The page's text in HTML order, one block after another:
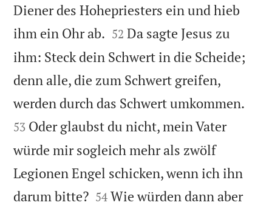
Diener des Hohepriesters ein und hieb
ihm ein Ohr ab. 

52 Da sagte Jesus zu
ihm: Steck dein Schwert in die Scheide;
denn alle, die zum Schwert greifen,
werden durch das Schwert umkommen.
53 Oder glaubst du nicht, mein Vater
würde mir sogleich mehr als zwölf
Legionen Engel schicken, wenn ich ihn
darum bitte?
54 Wie würden dann aber